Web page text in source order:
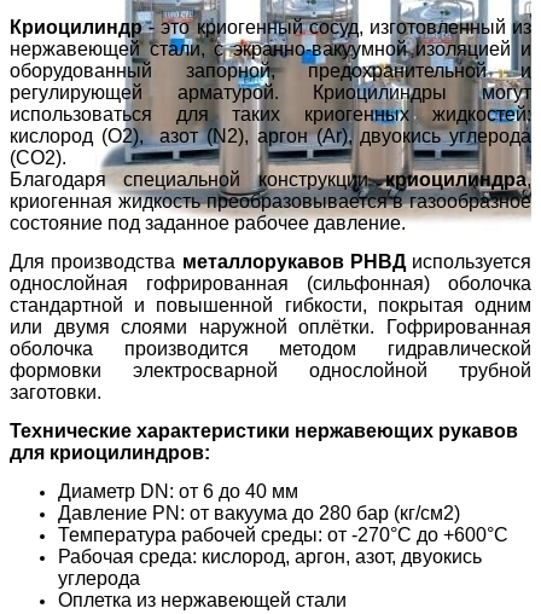
Криоцилиндр- это криогенный сосуд, изготовленный из
нержавеющей стали, с экранно-вакуумной изоляцией и
оборудованный запорной, предохранительной и
регулирующей арматурой. Криоцилиндры могут
использоваться для таких криогенных жидкостей:
кислород (О2), азот (N2), аргон (Ar), двуокись углерода
(СО2).
Благодаря специальной конструкциикриоцилиндра,
криогенная жидкость преобразовывается в газообразное
состояние под заданное рабочее давление.
Для производства металлорукавов РНВДиспользуется
однослойная гофрированная (сильфонная) оболочка
стандартной и повышенной гибкости, покрытая одним
или двумя слоями наружной оплётки. Гофрированная
оболочка производится методом гидравлической
формовки электросварной однослойной трубной
заготовки.
Технические характеристики нержавеющих рукавов
для криоцилиндров:
Диаметр DN: от 6 до 40 мм
Давление PN: от вакуума до 280 бар (кг/см2)
Температура рабочей среды: от -270°С до +600°С
Рабочая среда: кислород, аргон, азот, двуокись
углерода
Оплетка из нержавеющей стали